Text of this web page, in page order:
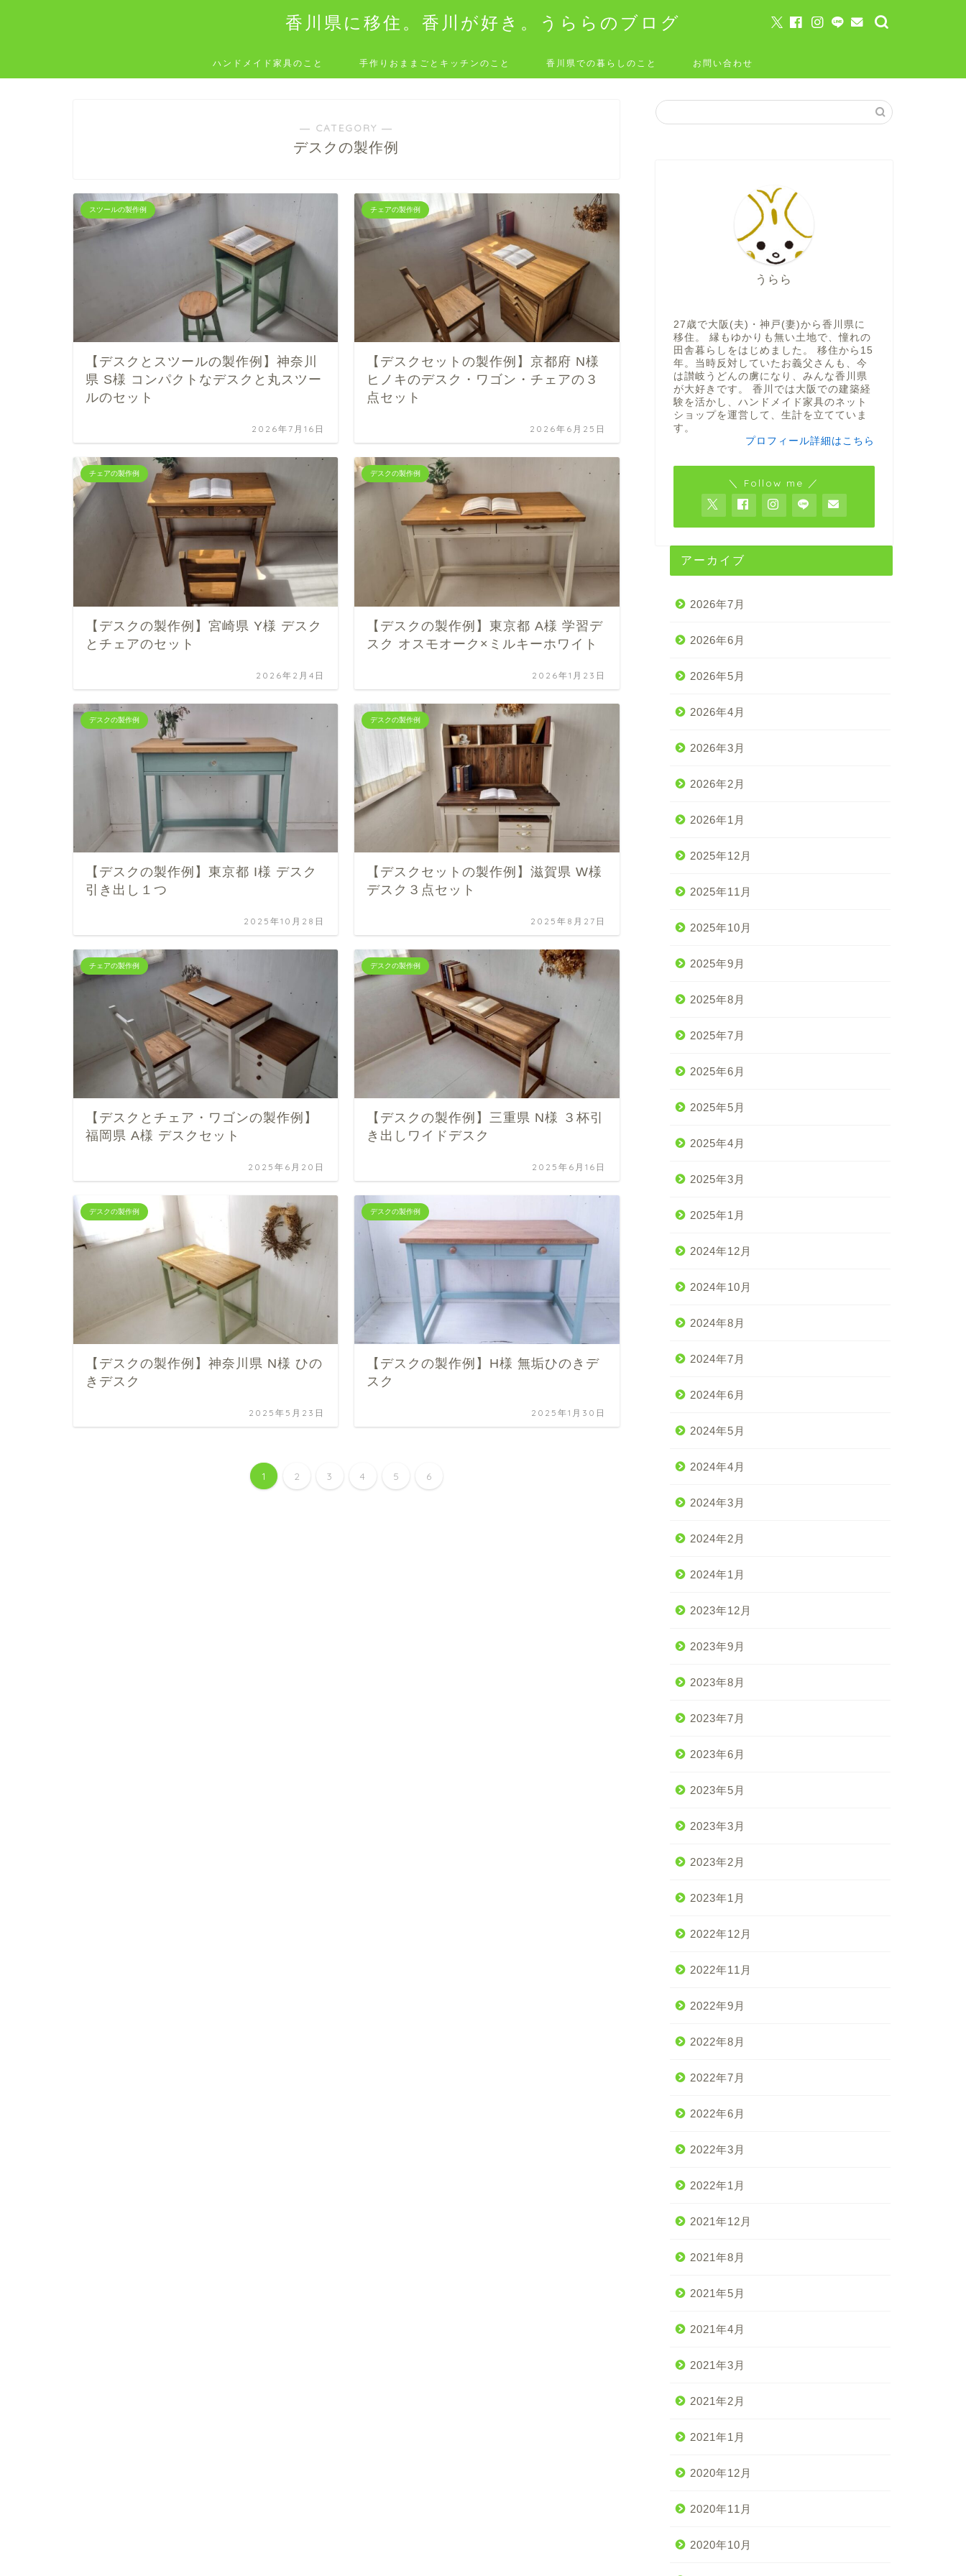
香川県に移住。香川が好き。うららのブログ
ハンドメイド家具のこと 手作りおままごとキッチンのこと 香川県での暮らしのこと お問い合わせ
― CATEGORY ―
デスクの製作例
スツールの製作例
【デスクとスツールの製作例】神奈川
県 S様 コンパクトなデスクと丸スツー
ルのセット
2026年7月16日
チェアの製作例
【デスクセットの製作例】京都府 N様
ヒノキのデスク・ワゴン・チェアの３
点セット
2026年6月25日
チェアの製作例
【デスクの製作例】宮崎県 Y様 デスク
とチェアのセット
2026年2月4日
デスクの製作例
【デスクの製作例】東京都 A様 学習デ
スク オスモオーク×ミルキーホワイト
2026年1月23日
デスクの製作例
【デスクの製作例】東京都 I様 デスク
引き出し１つ
2025年10月28日
デスクの製作例
【デスクセットの製作例】滋賀県 W様
デスク３点セット
2025年8月27日
チェアの製作例
【デスクとチェア・ワゴンの製作例】
福岡県 A様 デスクセット
2025年6月20日
デスクの製作例
【デスクの製作例】三重県 N様 ３杯引
き出しワイドデスク
2025年6月16日
デスクの製作例
【デスクの製作例】神奈川県 N様 ひの
きデスク
2025年5月23日
デスクの製作例
【デスクの製作例】H様 無垢ひのきデ
スク
2025年1月30日
1 2 3 4 5 6
うらら
27歳で大阪(夫)・神戸(妻)から香川県に
移住。 縁もゆかりも無い土地で、憧れの
田舎暮らしをはじめました。 移住から15
年。当時反対していたお義父さんも、今
は讃岐うどんの虜になり、みんな香川県
が大好きです。 香川では大阪での建築経
験を活かし、ハンドメイド家具のネット
ショップを運営して、生計を立てていま
す。
プロフィール詳細はこちら
＼ Follow me ／
アーカイブ
2026年7月
2026年6月
2026年5月
2026年4月
2026年3月
2026年2月
2026年1月
2025年12月
2025年11月
2025年10月
2025年9月
2025年8月
2025年7月
2025年6月
2025年5月
2025年4月
2025年3月
2025年1月
2024年12月
2024年10月
2024年8月
2024年7月
2024年6月
2024年5月
2024年4月
2024年3月
2024年2月
2024年1月
2023年12月
2023年9月
2023年8月
2023年7月
2023年6月
2023年5月
2023年3月
2023年2月
2023年1月
2022年12月
2022年11月
2022年9月
2022年8月
2022年7月
2022年6月
2022年3月
2022年1月
2021年12月
2021年8月
2021年5月
2021年4月
2021年3月
2021年2月
2021年1月
2020年12月
2020年11月
2020年10月